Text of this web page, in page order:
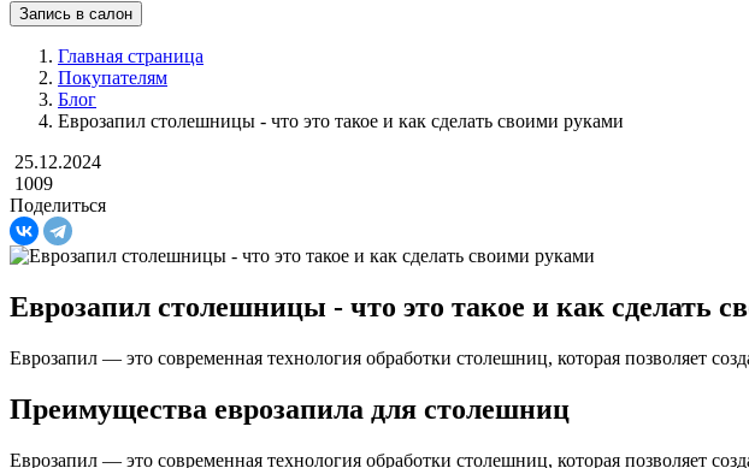
Запись в салон
Главная страница
Покупателям
Блог
Еврозапил столешницы - что это такое и как сделать своими руками
25.12.2024
1009
Поделиться
Еврозапил столешницы - что это такое и как сделать
Еврозапил — это современная технология обработки столешниц, которая позволяет
Преимущества еврозапила для столешниц
Еврозапил — это современная технология обработки столешниц, которая позволяет